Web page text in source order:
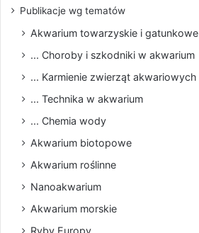
Publikacje wg tematów
Akwarium towarzyskie i gatunkowe
... Choroby i szkodniki w akwarium
... Karmienie zwierząt akwariowych
... Technika w akwarium
... Chemia wody
Akwarium biotopowe
Akwarium roślinne
Nanoakwarium
Akwarium morskie